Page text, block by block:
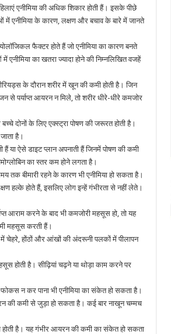
एनीमिया की अधिक शिकार होती हैं। इसके पीछे
एनीमिया के कारण, लक्षण और बचाव के बारे में जानते
फैक्टर होते हैं जो एनीमिया का कारण बनते
का खतरा ज्यादा होने की निम्नलिखित वजहें
के दौरान शरीर में खून की कमी होती है। जिन
से पर्याप्त आयरन न मिले, तो शरीर धीरे-धीरे कमजोर
दोनों के लिए एक्स्ट्रा पोषण की जरूरत होती है।
है।
ऐसे डाइट प्लान अपनाती हैं जिनमें पोषण की कमी
का स्तर कम होने लगता है।
तक बीमारी रहने के कारण भी एनीमिया हो सकता है।
हल्के होते हैं, इसलिए लोग इन्हें गंभीरता से नहीं लेते।
आराम करने के बाद भी कमजोरी महसूस हो, तो यह
महसूस करती हैं।
में चेहरे, होंठों और आंखों की अंदरूनी पलकों में पीलापन
होती है। सीढ़ियां चढ़ने या थोड़ा काम करने पर
न कर पाना भी एनीमिया का संकेत हो सकता है।
की कमी से जुड़ा हो सकता है। कई बार नाखून चम्मच
होती है। यह गंभीर आयरन की कमी का संकेत हो सकता